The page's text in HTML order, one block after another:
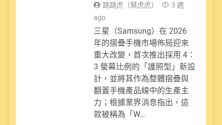
跳跳虎（蔡虎虎）
3 週
ago
三星（Samsung）在 2026
年的摺疊手機市場佈局迎來
重大改變，首次推出採用 4：
3 螢幕比例的「護照型」新設
計，並將其作為整體摺疊與
翻蓋手機產品線中的生產主
力；根據業界消息指出，這
款被稱為「W…